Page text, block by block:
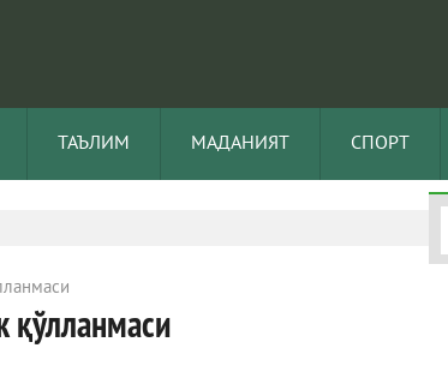
ТАЪЛИМ МАДАНИЯТ СПОРТ
қўлланмаси